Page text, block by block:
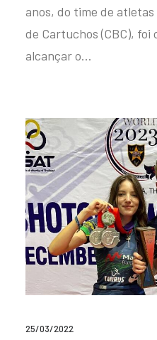
anos, do time de
de Cartuchos (CBC),
alcançar o…
25/03/2022